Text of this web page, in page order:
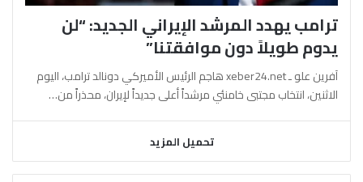
ترامب يهدد المرشد الإيراني الجديد: “لن
يدوم طويلاً دون موافقتنا”
آفرين علو ـ xeber24.net هاجم الرئيس الأميركي دونالد ترامب، اليوم
الاثنين، انتخاب مجتبى خامنئي مرشداً أعلى جديداً لإيران، محذراً من…
تحميل المزيد